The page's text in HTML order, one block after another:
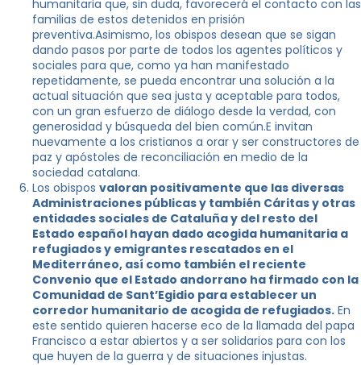
humanitaria que, sin duda, favorecerá el contacto con las
familias de estos detenidos en prisión
preventiva.Asimismo, los obispos desean que se sigan
dando pasos por parte de todos los agentes políticos y
sociales para que, como ya han manifestado
repetidamente, se pueda encontrar una solución a la
actual situación que sea justa y aceptable para todos,
con un gran esfuerzo de diálogo desde la verdad, con
generosidad y búsqueda del bien común.E invitan
nuevamente a los cristianos a orar y ser constructores de
paz y apóstoles de reconciliación en medio de la
sociedad catalana.
Los obispos valoran positivamente que las diversas
Administraciones públicas y también Cáritas y otras
entidades sociales de Cataluña y del resto del
Estado español hayan dado acogida humanitaria a
refugiados y emigrantes rescatados en el
Mediterráneo, así como también el reciente
Convenio que el Estado andorrano ha firmado con la
Comunidad de Sant’Egidio para establecer un
corredor humanitario de acogida de refugiados. En
este sentido quieren hacerse eco de la llamada del papa
Francisco a estar abiertos y a ser solidarios para con los
que huyen de la guerra y de situaciones injustas.